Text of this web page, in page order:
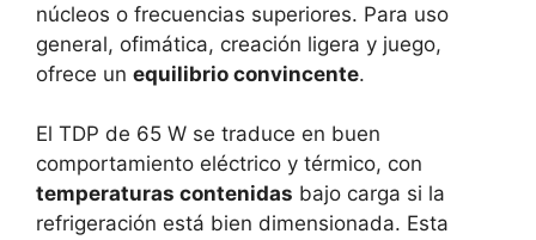
núcleos o frecuencias superiores. Para uso
general, ofimática, creación ligera y juego,
ofrece un equilibrio convincente.
El TDP de 65 W se traduce en buen
comportamiento eléctrico y térmico, con
temperaturas contenidas bajo carga si la
refrigeración está bien dimensionada. Esta